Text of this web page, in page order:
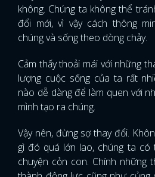
không. Chúng ta không thể
đổi mới, vì vậy cách thông
chúng và sống theo dòng chảy.
Cảm thấy thoải mái với những
lượng cuộc sống của ta rất
nào dễ dàng để làm quen với
mình tạo ra chúng.
Vậy nên, đừng sợ thay đổi.
gì đó quá lớn lao, chúng ta có
chuyện cỏn con. Chính những